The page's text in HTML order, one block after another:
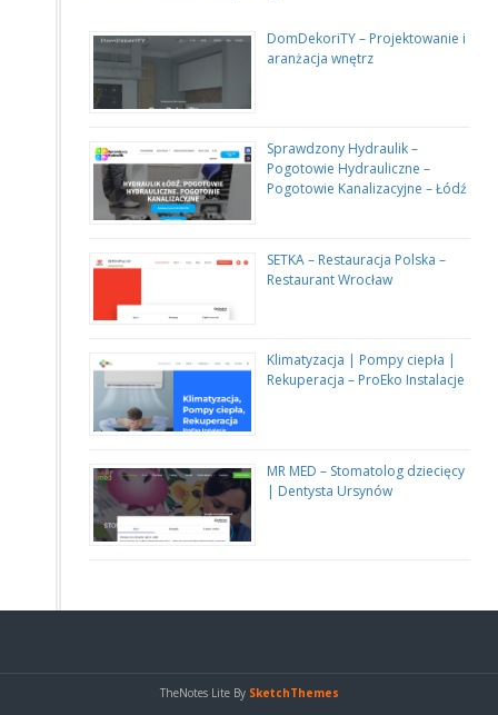
DomDekoriTY – Projektowanie i
aranżacja wnętrz
Sprawdzony Hydraulik –
Pogotowie Hydrauliczne –
Pogotowie Kanalizacyjne – Łódź
SETKA – Restauracja Polska –
Restaurant Wrocław
Klimatyzacja | Pompy ciepła |
Rekuperacja – ProEko Instalacje
MR MED – Stomatolog dziecięcy
| Dentysta Ursynów
TheNotes Lite By SketchThemes